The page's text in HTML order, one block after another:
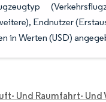
Endnutzer
in Werten (USD)
Und Raumfahrt-